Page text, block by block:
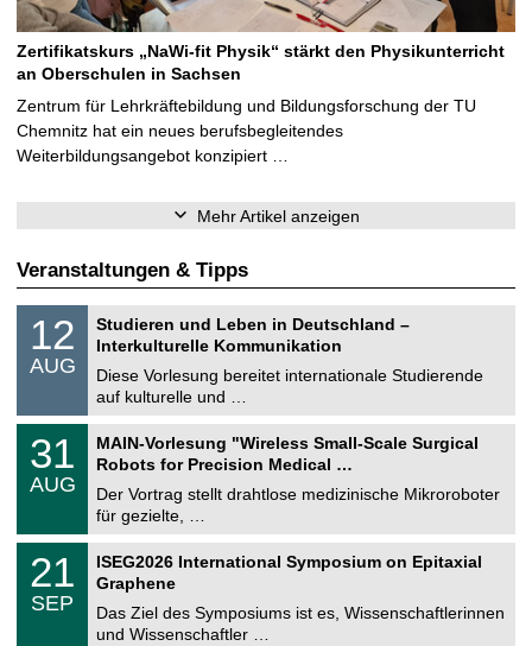
Zertifikatskurs „NaWi-fit Physik“ stärkt den Physikunterricht
an Oberschulen in Sachsen
Zentrum für Lehrkräftebildung und Bildungsforschung der TU
Chemnitz hat ein neues berufsbegleitendes
Weiterbildungsangebot konzipiert …
Mehr Artikel anzeigen
Veranstaltungen & Tipps
g
1
0
2
0
2
6
12
AUG
Studieren und Leben in Deutschland –
Interkulturelle Kommunikation
Diese Vorlesung bereitet internationale Studierende
auf kulturelle und …
n
3
1
0
2
0
2
6
31
AUG
MAIN-Vorlesung "Wireless Small-Scale Surgical
Robots for Precision Medical …
Der Vortrag stellt drahtlose medizinische Mikroroboter
für gezielte, …
2
1
.
0
21
SEP
ISEG2026 International Symposium on Epitaxial
Graphene
Das Ziel des Symposiums ist es, Wissenschaftlerinnen
und Wissenschaftler …